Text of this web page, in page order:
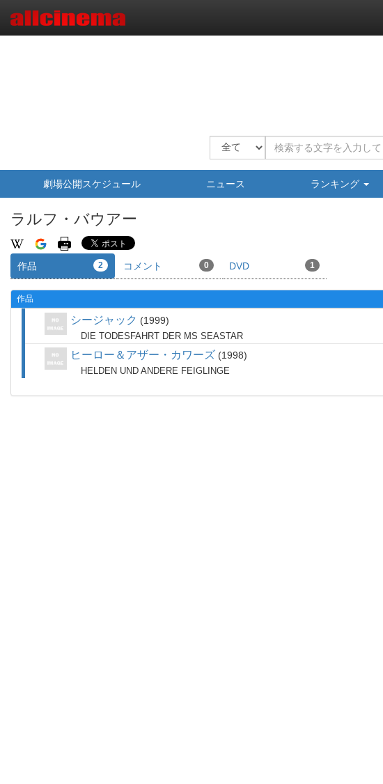
劇場公開スケジュール ニュース ランキング
ラルフ・バウアー
作品 2 コメント 0 DVD 1
作品
シージャック 1999
DIE TODESFAHRT DER MS SEASTAR
ヒーロー＆アザー・カワーズ 1998
HELDEN UND ANDERE FEIGLINGE